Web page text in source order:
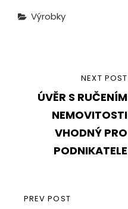
Categories
Výrobky
Navigace
pro
příspěvek
PREVIOUS
PREV POST
POST
NEXT POST
ÚVĚR S RUČENÍM
NEMOVITOSTI
VHODNÝ PRO
PODNIKATELE